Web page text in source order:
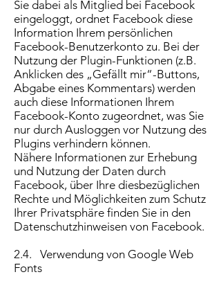
Sie dabei als Mitglied bei Facebook
eingeloggt, ordnet Facebook diese
Information Ihrem persönlichen
Facebook-Benutzerkonto zu. Bei der
Nutzung der Plugin-Funktionen (z.B.
Anklicken des „Gefällt mir“-Buttons,
Abgabe eines Kommentars) werden
auch diese Informationen Ihrem
Facebook-Konto zugeordnet, was Sie
nur durch Ausloggen vor Nutzung des
Plugins verhindern können.
Nähere Informationen zur Erhebung
und Nutzung der Daten durch
Facebook, über Ihre diesbezüglichen
Rechte und Möglichkeiten zum Schutz
Ihrer Privatsphäre finden Sie in den
Datenschutzhinweisen von Facebook.
2.4. Verwendung von Google Web
Fonts